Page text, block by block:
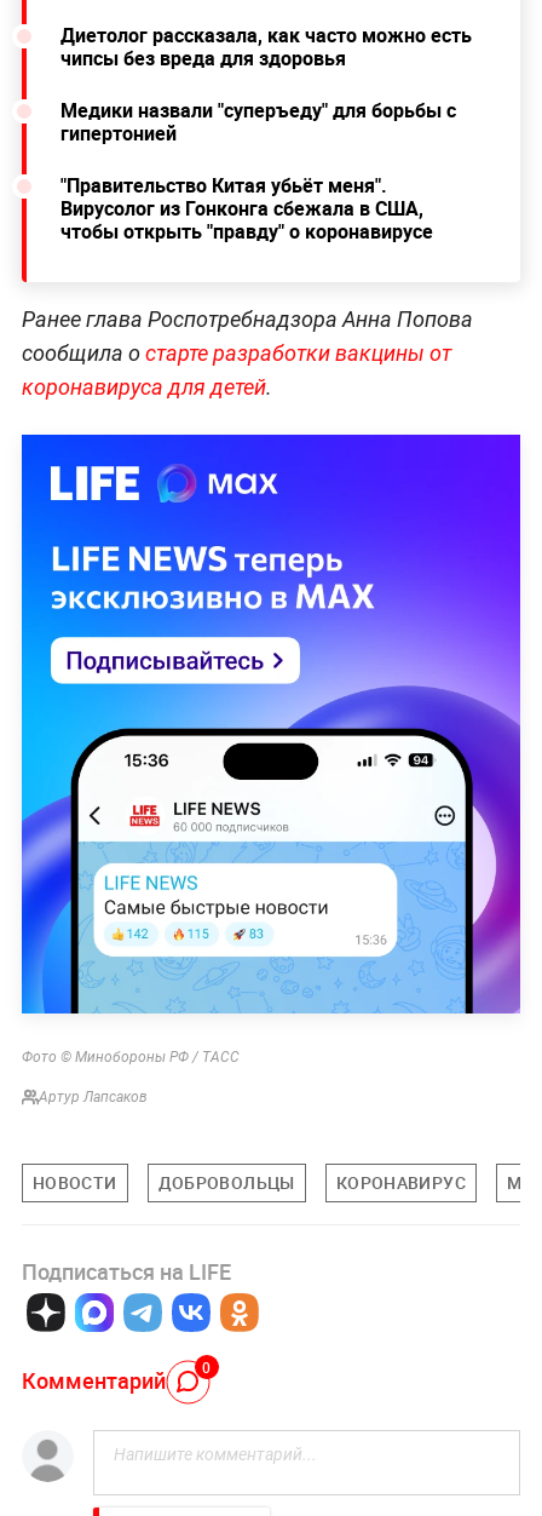
Диетолог рассказала, как часто можно есть
чипсы без вреда для здоровья
Медики назвали "суперъеду" для борьбы с
гипертонией
"Правительство Китая убьёт меня".
Вирусолог из Гонконга сбежала в США,
чтобы открыть "правду" о коронавирусе
Ранее глава Роспотребнадзора Анна Попова
сообщила остарте разработки вакцины от
коронавируса для детей.
Фото © Минобороны РФ / ТАСС
Артур Лапсаков
НОВОСТИ ДОБРОВОЛЬЦЫ КОРОНАВИРУС
Подписаться на LIFE
Комментарий 0